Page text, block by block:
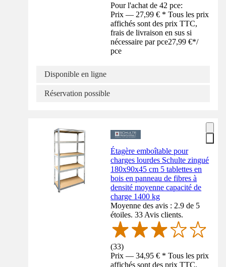
Pour l'achat de 42 pce:
Prix — 27,99 € * Tous les prix
affichés sont des prix TTC,
frais de livraison en sus si
nécessaire par pce27,99 €*/
pce
Disponible en ligne
Réservation possible
Étagère emboîtable pour
charges lourdes Schulte zingué
180x90x45 cm 5 tablettes en
bois en panneau de fibres à
densité moyenne capacité de
charge 1400 kg
Moyenne des avis : 2.9 de 5
étoiles. 33 Avis clients.
(33)
Prix — 34,95 € * Tous les prix
affichés sont des prix TTC,